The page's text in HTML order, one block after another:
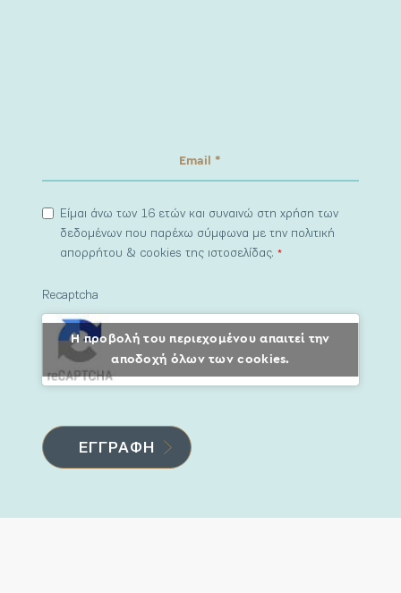
Είμαι άνω των 16 ετών και συναινώ στη χρήση των
δεδομένων που παρέχω σύμφωνα με την πολιτική
απορρήτου & cookies της ιστοσελίδας.*
Recaptcha
Η προβολή του περιεχομένου απαιτεί την
αποδοχή όλων των cookies.